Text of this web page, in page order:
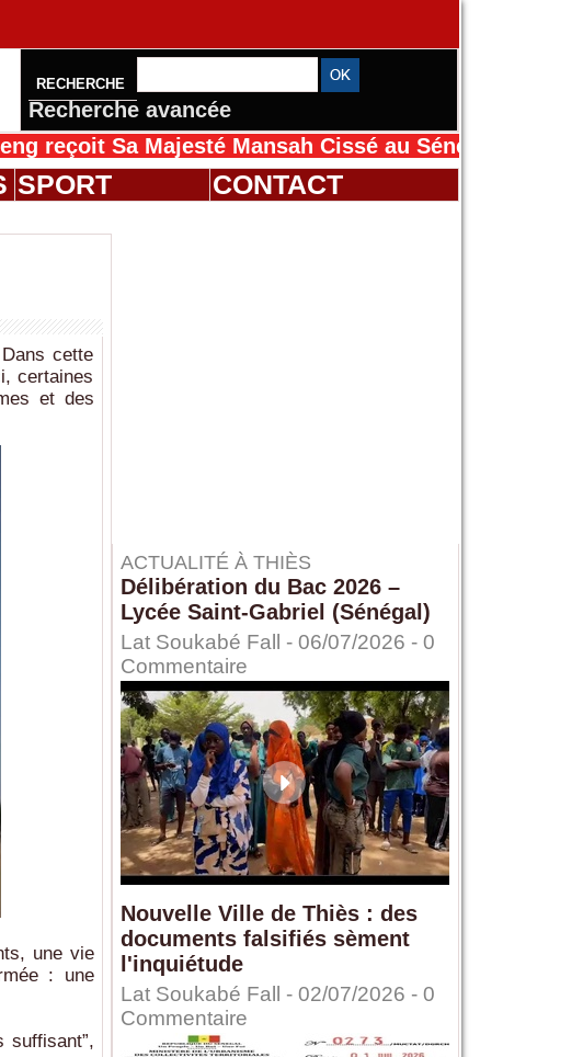
RECHERCHE
Recherche avancée
Mansah Cissé au Sénégal pour le Magal de
SPORT CONTACT
cette
certaines
et des
une vie
: une
suffisant”,
ACTUALITÉ À THIÈS
Délibération du Bac 2026 –
Lycée Saint-Gabriel (Sénégal)
Lat Soukabé Fall - 06/07/2026 - 0
Commentaire
Nouvelle Ville de Thiès : des
documents falsifiés sèment
l'inquiétude
Lat Soukabé Fall - 02/07/2026 - 0
Commentaire